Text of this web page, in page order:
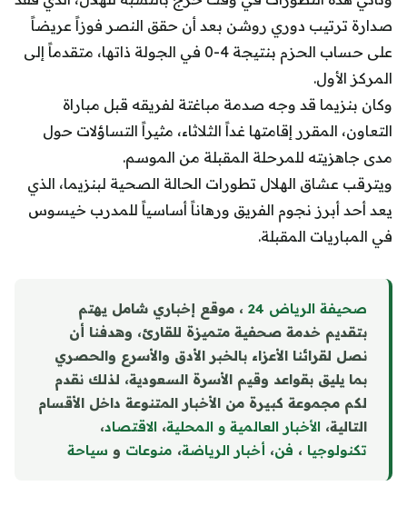
صدارة ترتيب دوري روشن بعد أن حقق النصر فوزاً عريضاً
على حساب الحزم بنتيجة 4-0 في الجولة ذاتها، متقدماً إلى
المركز الأول.
وكان بنزيما قد وجه صدمة مباغتة لفريقه قبل مباراة
التعاون، المقرر إقامتها غداً الثلاثاء، مثيراً التساؤلات حول
مدى جاهزيته للمرحلة المقبلة من الموسم.
ويترقب عشاق الهلال تطورات الحالة الصحية لبنزيما، الذي
يعد أحد أبرز نجوم الفريق ورهاناً أساسياً للمدرب خيسوس
في المباريات المقبلة.
صحيفة الرياض 24
، موقع إخباري شامل يهتم
بتقديم خدمة صحفية متميزة للقارئ، وهدفنا أن
نصل لقرائنا الأعزاء بالخبر الأدق والأسرع والحصري
بما يليق بقواعد وقيم الأسرة السعودية، لذلك نقدم
لكم مجموعة كبيرة من الأخبار المتنوعة داخل الأقسام
التالية، الأخبار العالمية و المحلية، الاقتصاد،
تكنولوجيا ، فن، أخبار الرياضة، منوعات و سياحة